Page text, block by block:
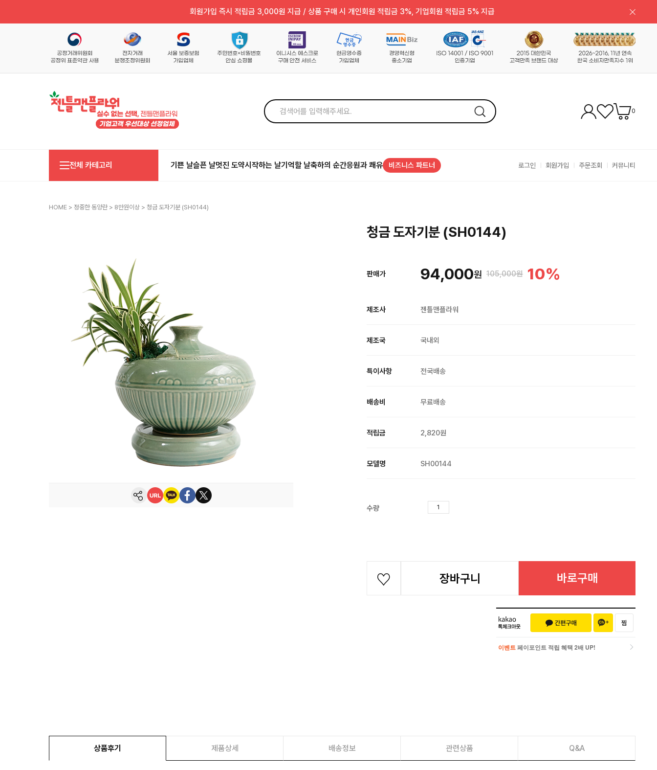
회원가입 즉시 적립금 3,000원 지급 / 상품 구매 시 개인회원 적립금 3%, 기업회원 적립금 5% 지급
0
전체 카테고리 기쁜 날슬픈 날멋진 도약시작하는 날기억할 날축하의 순간응원과 쾌유 비즈니스 파트너 로그인 회원가입 주문조회 커뮤니티
HOME > 정중한 동양란> 8만원이상 > 청금 도자기분 (SH0144)
청금 도자기분 (SH0144)
판매가 94,000원 105,000원 10%
제조사 젠틀맨플라워
제조국 국내외
특이사항 전국배송
배송비 무료배송
적립금 2,820원
모델명 SH00144
수량
장바구니 바로구매
이벤트 페이포인트 적립 혜택 2배 UP!
상품후기 제품상세 배송정보 관련상품 Q&A